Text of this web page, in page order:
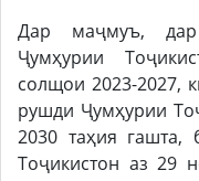
Дар маҷмуъ,
Ҷумҳурии
солщои 2023-2027,
рушди Ҷумҳурии
2030 таҳия гашта,
Тоҷикистон аз 29